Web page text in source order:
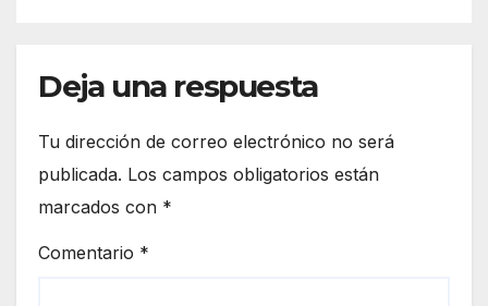
Deja una respuesta
Tu dirección de correo electrónico no será
publicada. Los campos obligatorios están
marcados con *
Comentario *